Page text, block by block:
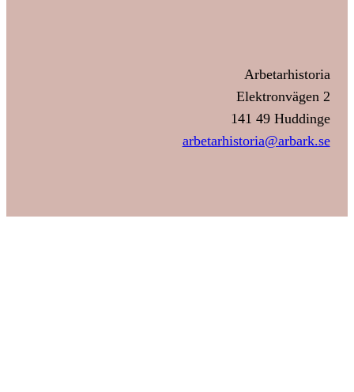
Arbetarhistoria
Elektronvägen 2
141 49 Huddinge
arbetarhistoria@arbark.se